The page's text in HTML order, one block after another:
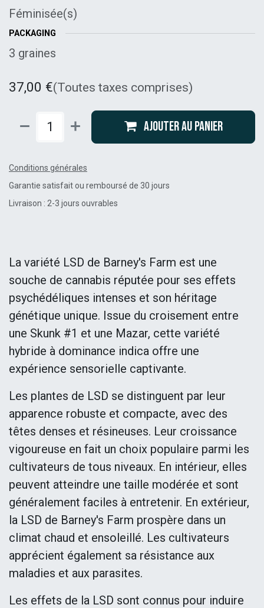
Féminisée(s)
PACKAGING
3 graines
37,00 €(Toutes taxes comprises)
Ajouter au panier
Conditions générales
Garantie satisfait ou remboursé de 30 jours
Livraison : 2-3 jours ouvrables
La variété LSD de Barney's Farm est une
souche de cannabis réputée pour ses effets
psychédéliques intenses et son héritage
génétique unique. Issue du croisement entre
une Skunk #1 et une Mazar, cette variété
hybride à dominance indica offre une
expérience sensorielle captivante.
Les plantes de LSD se distinguent par leur
apparence robuste et compacte, avec des
têtes denses et résineuses. Leur croissance
vigoureuse en fait un choix populaire parmi les
cultivateurs de tous niveaux. En intérieur, elles
peuvent atteindre une taille modérée et sont
généralement faciles à entretenir. En extérieur,
la LSD de Barney's Farm prospère dans un
climat chaud et ensoleillé. Les cultivateurs
apprécient également sa résistance aux
maladies et aux parasites.
Les effets de la LSD sont connus pour induire